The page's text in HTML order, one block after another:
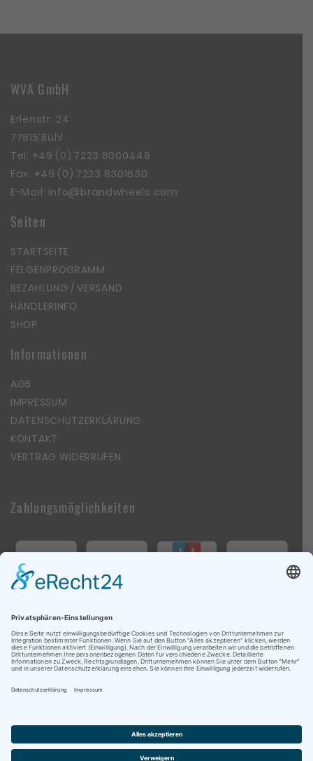
WVA GmbH
Erlenstr. 24
77815 Bühl
Tel: +49 (0) 7223 8000448
Fax: +49 (0) 7223 8301630
E-Mail: info@brandwheels.com
Seiten
STARTSEITE
FELGENPROGRAMM
BEZAHLUNG / VERSAND
HÄNDLERINFO
SHOP
Informationen
AGB
IMPRESSUM
DATENSCHUTZERKLÄRUNG
KONTAKT
VERTRAG WIDERRUFEN
Zahlungsmöglichkeiten